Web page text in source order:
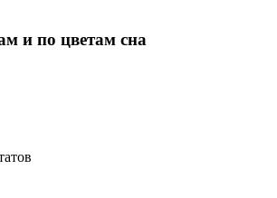
и по цветам сна